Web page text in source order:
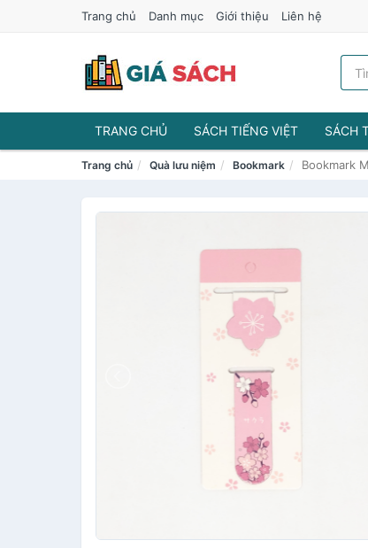
Trang chủ Danh mục Giới thiệu Liên hệ
TRANG CHỦ SÁCH TIẾNG VIỆT SÁCH
Trang chủ Quà lưu niệm Bookmark Bookmark